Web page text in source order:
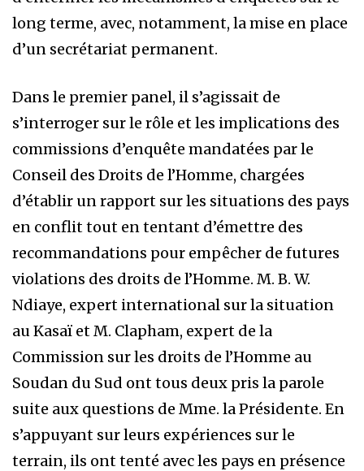
long terme, avec, notamment, la mise en place
d’un secrétariat permanent.
Dans le premier panel, il s’agissait de
s’interroger sur le rôle et les implications des
commissions d’enquête mandatées par le
Conseil des Droits de l’Homme, chargées
d’établir un rapport sur les situations des pays
en conflit tout en tentant d’émettre des
recommandations pour empêcher de futures
violations des droits de l’Homme. M. B. W.
Ndiaye, expert international sur la situation
au Kasaï et M. Clapham, expert de la
Commission sur les droits de l’Homme au
Soudan du Sud ont tous deux pris la parole
suite aux questions de Mme. la Présidente. En
s’appuyant sur leurs expériences sur le
terrain, ils ont tenté avec les pays en présence